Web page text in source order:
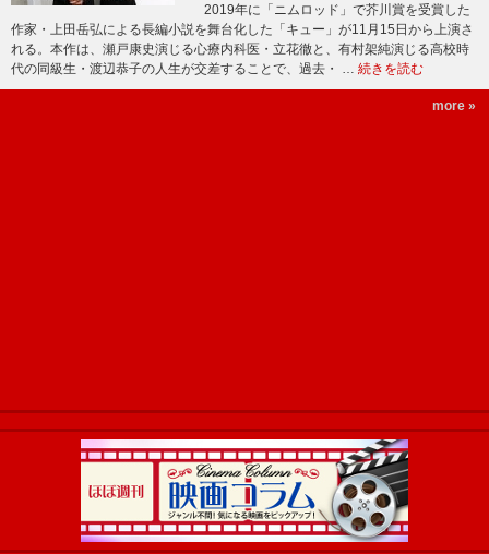
2019年に「ニムロッド」で芥川賞を受賞した
作家・上田岳弘による長編小説を舞台化した「キュー」が11月15日から上演さ
れる。本作は、瀬戸康史演じる心療内科医・立花徹と、有村架純演じる高校時
代の同級生・渡辺恭子の人生が交差することで、過去・ … 続きを読む
more »